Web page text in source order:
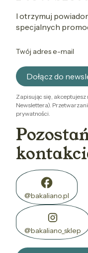
I otrzymuj
specjalnych
Twój adres e-mail
Dołącz do
Zapisując się,
Newslettera).
prywatności.
@bakaliano.pl
@bakaliano_sklep